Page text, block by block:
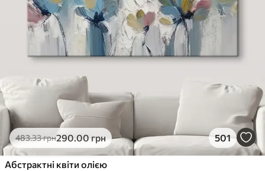
483.33грн290.00грн 501
Абстрактні квіти олією